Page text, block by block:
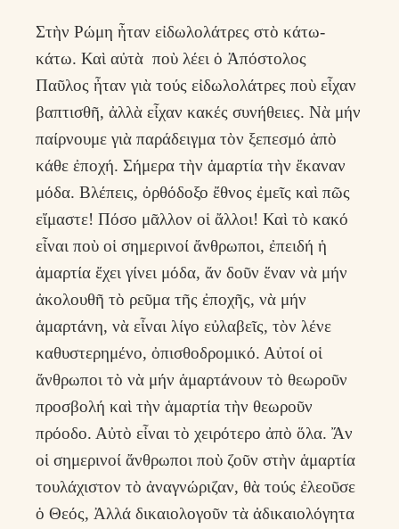
Στὴν Ρώμη ἦταν εἰδωλολάτρες στὸ κάτω-
κάτω. Καὶ αὐτὰ ποὺ λέει ὁ Ἀπόστολος
Παῦλος ἦταν γιὰ τούς εἰδωλολάτρες ποὺ εἶχαν
βαπτισθῆ, ἀλλὰ εἶχαν κακές συνήθειες. Νὰ μήν
παίρνουμε γιὰ παράδειγμα τὸν ξεπεσμό ἀπὸ
κάθε ἐποχή. Σήμερα τὴν ἁμαρτία τὴν ἔκαναν
μόδα. Βλέπεις, ὀρθόδοξο ἔθνος ἐμεῖς καὶ πῶς
εἴμαστε! Πόσο μᾶλλον οἱ ἄλλοι! Καὶ τὸ κακό
εἶναι ποὺ οἱ σημερινοί ἄνθρωποι, ἐπειδή ἡ
ἁμαρτία ἔχει γίνει μόδα, ἄν δοῦν ἕναν νὰ μήν
ἀκολουθῆ τὸ ρεῦμα τῆς ἐποχῆς, νὰ μήν
ἁμαρτάνη, νὰ εἶναι λίγο εὐλαβεῖς, τὸν λένε
καθυστερημένο, ὀπισθοδρομικό. Αὐτοί οἱ
ἄνθρωποι τὸ νὰ μήν ἁμαρτάνουν τὸ θεωροῦν
προσβολή καὶ τὴν ἁμαρτία τὴν θεωροῦν
πρόοδο. Αὐτὸ εἶναι τὸ χειρότερο ἀπὸ ὅλα. Ἄν
οἱ σημερινοί ἄνθρωποι ποὺ ζοῦν στὴν ἁμαρτία
τουλάχιστον τὸ ἀναγνώριζαν, θὰ τούς ἐλεοῦσε
ὁ Θεός, Ἀλλά δικαιολογοῦν τὰ ἀδικαιολόγητα